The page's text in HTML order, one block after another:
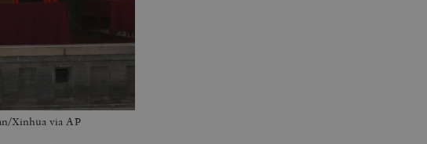
Xinhua via AP